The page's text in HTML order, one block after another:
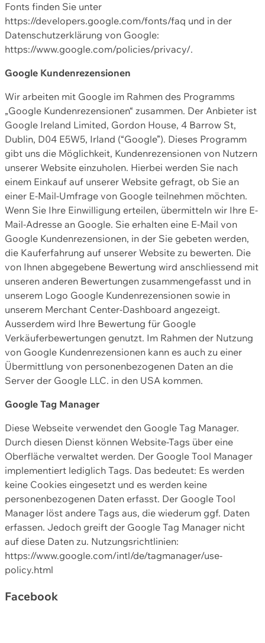
Fonts finden Sie unter
https://developers.google.com/fonts/faq und in der
Datenschutzerklärung von Google:
https://www.google.com/policies/privacy/.
Google Kundenrezensionen
Wir arbeiten mit Google im Rahmen des Programms
„Google Kundenrezensionen“ zusammen. Der Anbieter ist
Google Ireland Limited, Gordon House, 4 Barrow St,
Dublin, D04 E5W5, Irland (“Google”). Dieses Programm
gibt uns die Möglichkeit, Kundenrezensionen von Nutzern
unserer Website einzuholen. Hierbei werden Sie nach
einem Einkauf auf unserer Website gefragt, ob Sie an
einer E-Mail-Umfrage von Google teilnehmen möchten.
Wenn Sie Ihre Einwilligung erteilen, übermitteln wir Ihre E-
Mail-Adresse an Google. Sie erhalten eine E-Mail von
Google Kundenrezensionen, in der Sie gebeten werden,
die Kauferfahrung auf unserer Website zu bewerten. Die
von Ihnen abgegebene Bewertung wird anschliessend mit
unseren anderen Bewertungen zusammengefasst und in
unserem Logo Google Kundenrezensionen sowie in
unserem Merchant Center-Dashboard angezeigt.
Ausserdem wird Ihre Bewertung für Google
Verkäuferbewertungen genutzt. Im Rahmen der Nutzung
von Google Kundenrezensionen kann es auch zu einer
Übermittlung von personenbezogenen Daten an die
Server der Google LLC. in den USA kommen.
Google Tag Manager
Diese Webseite verwendet den Google Tag Manager.
Durch diesen Dienst können Website-Tags über eine
Oberfläche verwaltet werden. Der Google Tool Manager
implementiert lediglich Tags. Das bedeutet: Es werden
keine Cookies eingesetzt und es werden keine
personenbezogenen Daten erfasst. Der Google Tool
Manager löst andere Tags aus, die wiederum ggf. Daten
erfassen. Jedoch greift der Google Tag Manager nicht
auf diese Daten zu. Nutzungsrichtlinien:
https://www.google.com/intl/de/tagmanager/use-
policy.html
Facebook